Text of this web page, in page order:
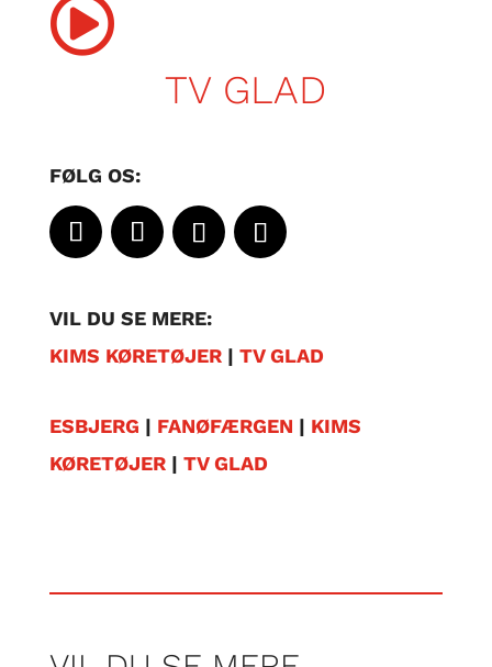

TV GLAD
FØLG OS:
VIL DU SE MERE:
KIMS KØRETØJER| TV GLAD
ESBJERG | FANØFÆRGEN | KIMS
KØRETØJER| TV GLAD